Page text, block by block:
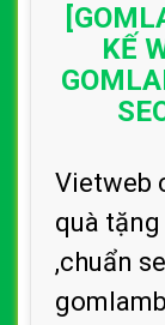
KẾ
Vietweb
quà tặng
,chuẩn